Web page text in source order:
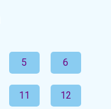
5 6
11 12